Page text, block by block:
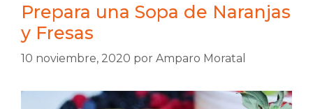
Prepara una Sopa de Naranjas
y Fresas
10 noviembre, 2020 por Amparo Moratal